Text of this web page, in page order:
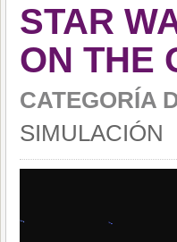
STAR
ON THE
CATEGORÍA
SIMULACIÓN